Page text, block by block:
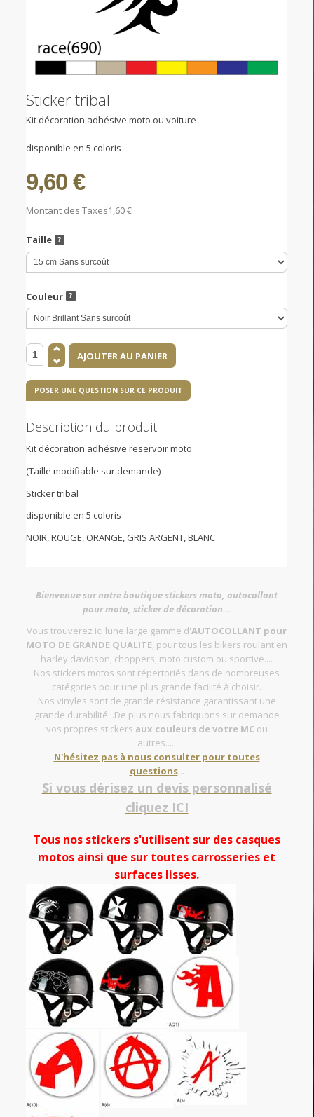
Sticker tribal
Kit décoration adhésive moto ou voiture
disponible en 5 coloris
9,60 €
Montant des Taxes1,60 €
Taille
Couleur
POSER UNE QUESTION SUR CE PRODUIT
Description du produit
Kit décoration adhésive reservoir moto
(Taille modifiable sur demande)
Sticker tribal
disponible en 5 coloris
NOIR, ROUGE, ORANGE, GRIS ARGENT, BLANC
Bienvenue sur notre boutique stickers moto, autocollant
pour moto, sticker de décoration...
Vous trouverez ici lune large gamme d'AUTOCOLLANT pour
MOTO DE GRANDE QUALITE, pour tous les bikers roulant en
harley davidson, choppers, moto custom ou sportive....
Nos stickers motos sont répertoriés dans de nombreuses
catégories pour une plus grande facilité à choisir.
Nos vinyles sont de grande résistance garantissant une
grande durabilité...De plus nous fabriquons sur demande
vos propres stickers aux couleurs de votre MCou
autres.....
N'hésitez pas à nous consulter pour toutes
questions...
Si vous dérisez un devis personnalisé
cliquez ICI
Tous nos stickers s'utilisent sur des casques
motos ainsi que sur toutes carrosseries et
surfaces lisses.